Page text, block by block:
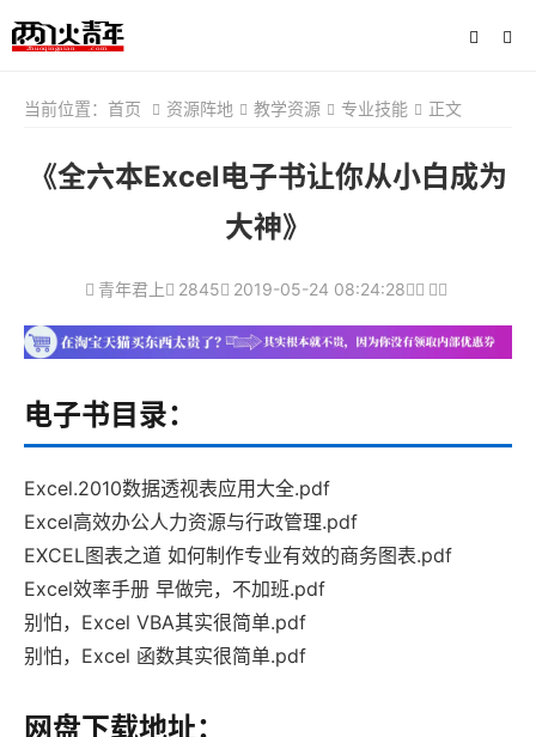
当前位置： 首页 资源阵地 教学资源 专业技能 正文
《全六本Excel电子书让你从小白成为
大神》
青年君上 2845 2019-05-24 08:24:28
电子书目录：
Excel.2010数据透视表应用大全.pdf
Excel高效办公人力资源与行政管理.pdf
EXCEL图表之道 如何制作专业有效的商务图表.pdf
Excel效率手册 早做完，不加班.pdf
别怕，Excel VBA其实很简单.pdf
别怕，Excel 函数其实很简单.pdf
网盘下载地址：